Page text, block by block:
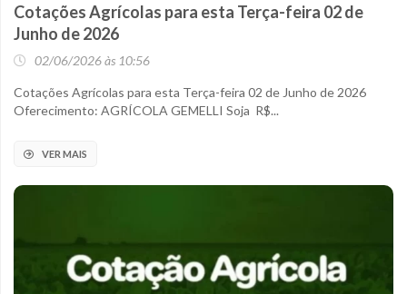
Cotações Agrícolas para esta Terça-feira 02 de
Junho de 2026
02/06/2026 às 10:56
Cotações Agrícolas para esta Terça-feira 02 de Junho de 2026
Oferecimento: AGRÍCOLA GEMELLI Soja R$...
VER MAIS